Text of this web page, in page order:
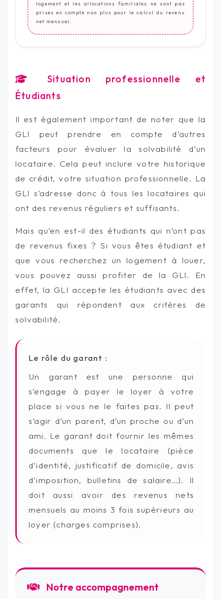
logement et les allocations familiales ne sont pas
prises en compte non plus pour le calcul du revenu
net mensuel.
Situation professionnelle et
Étudiants
Il est également important de noter que la
GLI peut prendre en compte d’autres
facteurs pour évaluer la solvabilité d’un
locataire. Cela peut inclure votre historique
de crédit, votre situation professionnelle. La
GLI s’adresse donc à tous les locataires qui
ont des revenus réguliers et suffisants.
Mais qu’en est-il des étudiants qui n’ont pas
de revenus fixes ? Si vous êtes étudiant et
que vous recherchez un logement à louer,
vous pouvez aussi profiter de la GLI. En
effet, la GLI accepte les étudiants avec des
garants qui répondent aux critères de
solvabilité.
Le rôle du garant :
Un garant est une personne qui
s’engage à payer le loyer à votre
place si vous ne le faites pas. Il peut
s’agir d’un parent, d’un proche ou d’un
ami. Le garant doit fournir les mêmes
documents que le locataire (pièce
d’identité, justificatif de domicile, avis
d’imposition, bulletins de salaire…). Il
doit aussi avoir des revenus nets
mensuels au moins 3 fois supérieurs au
loyer (charges comprises).
Notre accompagnement